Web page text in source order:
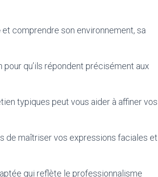
et comprendre son environnement, sa
qu’ils répondent précisément aux
typiques peut vous aider à affiner vos
de maîtriser vos expressions faciales et
qui reflète le professionnalisme